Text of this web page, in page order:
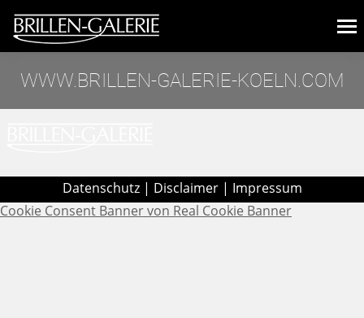
WWW.BRILLEN-GALERIE-KOELN.COM
Datenschutz| Disclaimer| Impressum
Cookie Consent Banner von Real Cookie Banner